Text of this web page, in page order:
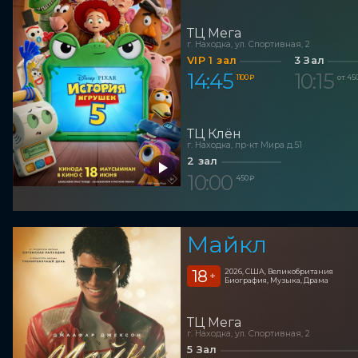
ТЦ Мега
г. Находка, ул. Спортивная, 2
VIP 1 зал
14:45 1 100 ₽
3 Зал
10:15 от
ТЦ Клён
г. Находка, пр-кт Мира д.51
2 зал
10:00 450 ₽
Майкл
18 +
2026, США, Великобритания
Биография, Музыка, Драма
ТЦ Мега
г. Находка, ул. Спортивная, 2
5 Зал